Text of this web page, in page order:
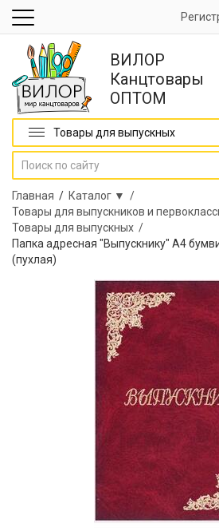
ВИЛОР
Канцтовары
ОПТОМ
Товары для выпускных
Главная / Каталог ▼ /
Товары для выпускников и
Товары для выпускных /
Папка адресная "Выпускнику" А4
(пухлая)